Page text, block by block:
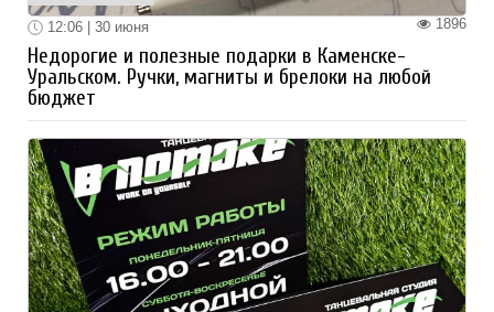
1896
12:06 | 30 июня
Недорогие и полезные подарки в Каменске-
Уральском. Ручки, магниты и брелоки на любой
бюджет